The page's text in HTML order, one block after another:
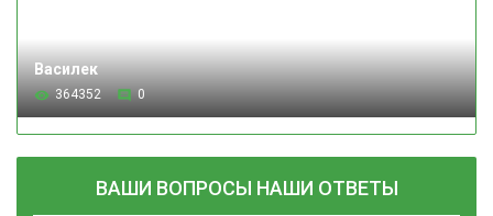
Василек
364352 0
ВАШИ ВОПРОСЫ НАШИ ОТВЕТЫ